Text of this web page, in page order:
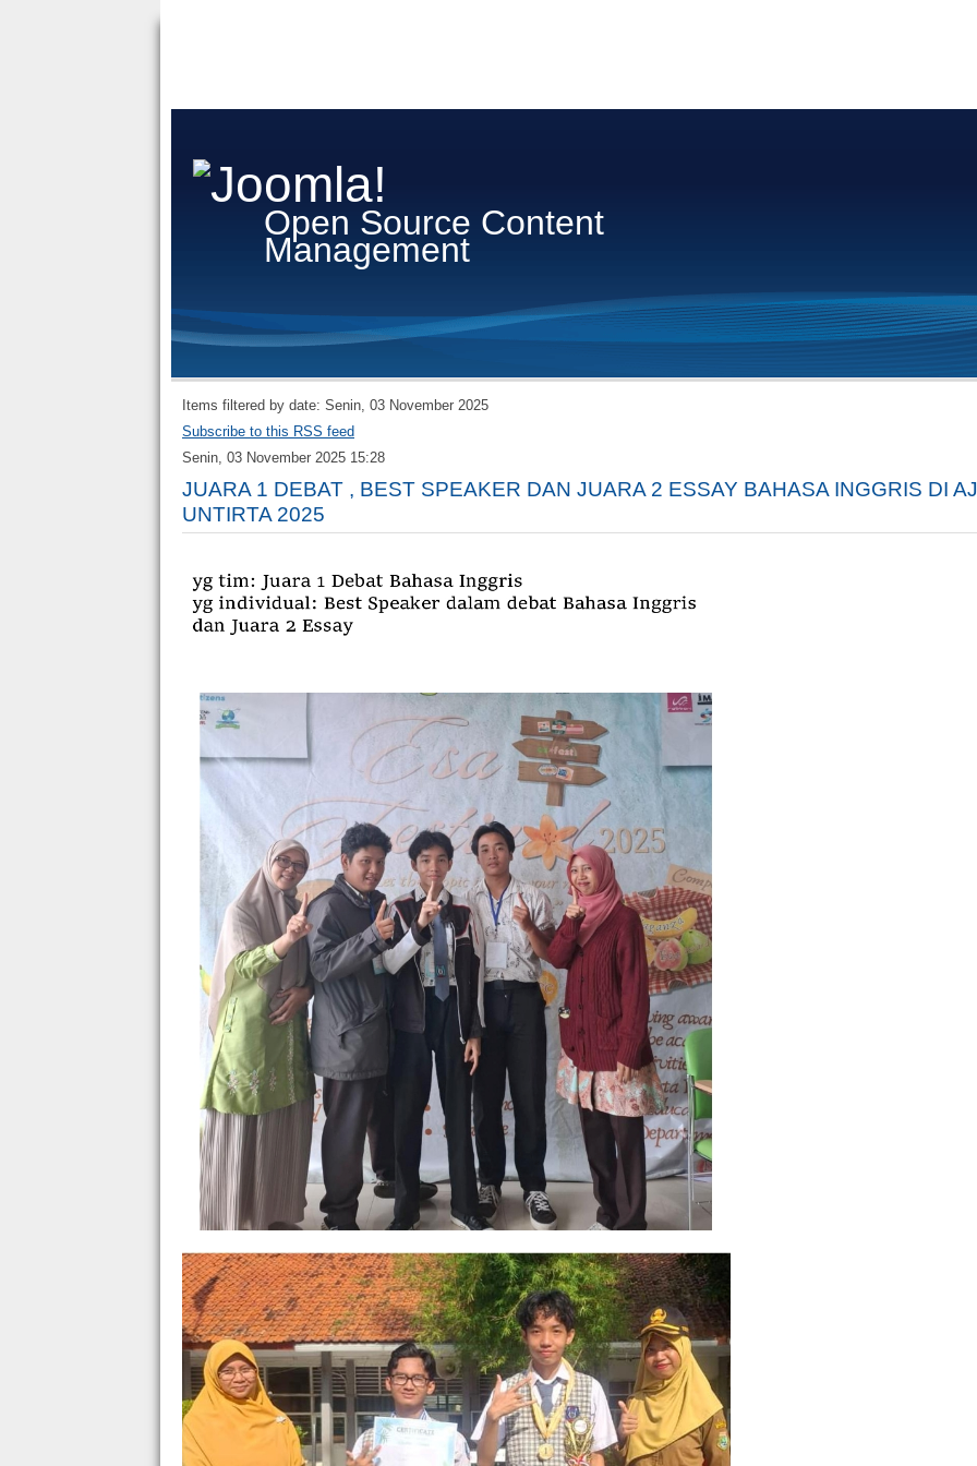
Open Source Content
Management
Items filtered by date: Senin, 03 November 2025
Subscribe to this RSS feed
Senin, 03 November 2025 15:28
JUARA 1 DEBAT , BEST SPEAKER DAN JUARA 2 ESSAY BAHASA INGGRIS DI
UNTIRTA 2025